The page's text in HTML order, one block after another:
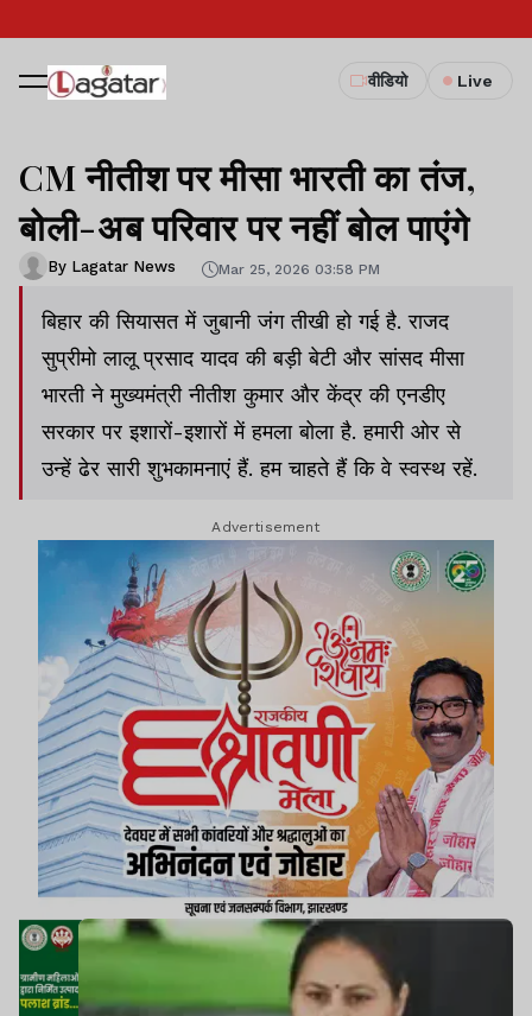
वीडियो Live
CM नीतीश पर मीसा भारती का तंज,
बोली-अब परिवार पर नहीं बोल पाएंगे
By Lagatar News Mar 25, 2026 03:58 PM
बिहार की सियासत में जुबानी जंग तीखी हो गई है. राजद
सुप्रीमो लालू प्रसाद यादव की बड़ी बेटी और सांसद मीसा
भारती ने मुख्यमंत्री नीतीश कुमार और केंद्र की एनडीए
सरकार पर इशारों-इशारों में हमला बोला है. हमारी ओर से
उन्हें ढेर सारी शुभकामनाएं हैं. हम चाहते हैं कि वे स्वस्थ रहें.
Advertisement